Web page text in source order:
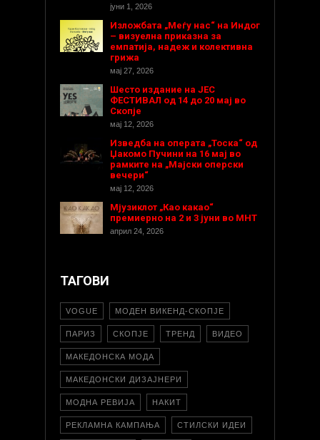
јуни 1, 2026
Изложбата „Меѓу нас“ на Индог
– визуелна приказна за
емпатија, надеж и колективна
грижа
мај 27, 2026
Шесто издание на ЈЕС
ФЕСТИВАЛ од 14 до 20 мај во
Скопје
мај 12, 2026
Изведба на операта „Тоска“ од
Џакомо Пучини на 16 мај во
рамките на „Мајски оперски
вечери“
мај 12, 2026
Мјузиклот „Као какао“
премиерно на 2 и 3 јуни во МНТ
април 24, 2026
ТАГОВИ
VOGUE МОДЕН ВИКЕНД-СКОПЈЕ
ПАРИЗ СКОПЈЕ ТРЕНД ВИДЕО
МАКЕДОНСКА МОДА
МАКЕДОНСКИ ДИЗАЈНЕРИ
МОДНА РЕВИЈА НАКИТ
РЕКЛАМНА КАМПАЊА СТИЛСКИ ИДЕИ